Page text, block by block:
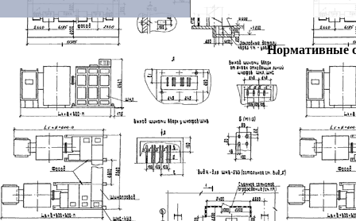
Нормативные